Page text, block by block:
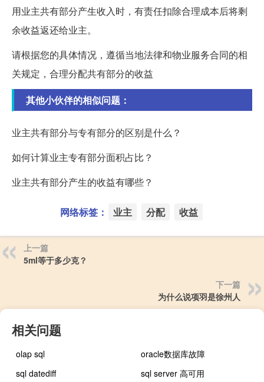
用业主共有部分产生收入时，有责任扣除合理成本后将剩
余收益返还给业主。
请根据您的具体情况，遵循当地法律和物业服务合同的相
关规定，合理分配共有部分的收益
其他小伙伴的相似问题：
业主共有部分与专有部分的区别是什么？
如何计算业主专有部分面积占比？
业主共有部分产生的收益有哪些？
网络标签： 业主 分配 收益
上一篇
5ml等于多少克？
下一篇
为什么说项羽是徐州人
相关问题
olap sql
oracle数据库故障
sql datediff
sql server 高可用